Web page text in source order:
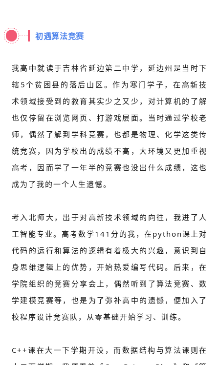
初遇算法竞赛
我高中就读于吉林省延边第二中学，延边州是当时下
辖5个贫困县的落后山区。作为寒门学子，在高新技
术领域接受到的教育其实少之又少，对计算机的了解
也仅停留在浏览网页、打游戏层面。当时通过学校老
师，偶然了解到学科竞赛，也都是物理、化学这类传
统竞赛，因为学校出的成绩不高，大环境又更加重视
高考，因而学了一年半的竞赛也没出什么成绩，这也
成为了我的一个人生遗憾。
考入北师大，出于对高新技术领域的向往，我进了人
工智能专业。高考数学141分的我，在python课上对
代码的运行和算法的逻辑有着极大的兴趣，意识到自
身思维逻辑上的优势，开始热爱编写代码。后来，在
学院组织的竞赛分享会上，偶然听到了算法竞赛、数
学建模竞赛等，也是为了弥补高中的遗憾，便加入了
校程序设计竞赛队，从零基础开始学习、训练。
C++课在大一下学期开设，而数据结构与算法课则在